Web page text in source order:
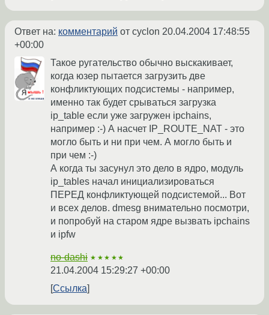
Ответ на: комментарий от cyclon 20.04.2004 17:48:55
+00:00
Такое ругательство обычно выскакивает,
когда юзер пытается загрузить две
конфликтующих подсистемы - например,
именно так будет срываться загрузка
ip_table если уже загружен ipchains,
например :-) А насчет IP_ROUTE_NAT - это
могло быть и ни при чем. А могло быть и
при чем :-)
А когда ты засунул это дело в ядро, модуль
ip_tables начал инициализироваться
ПЕРЕД конфликтующей подсистемой... Вот
и всех делов. dmesg внимательно посмотри,
и попробуй на старом ядре вызвать ipchains
и ipfw
no-dashi ★★★★★
21.04.2004 15:29:27 +00:00
Ссылка